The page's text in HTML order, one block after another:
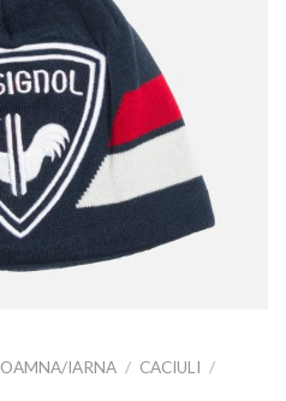
IARNA / CACIULI /